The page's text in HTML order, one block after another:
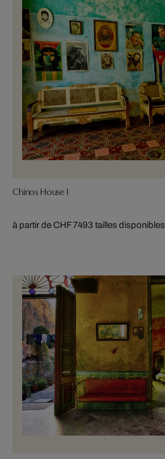
Chinos House I
à partir de CHF 7493 tailles disponibles